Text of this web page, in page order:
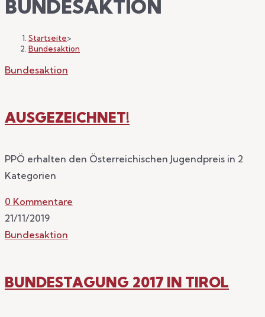
BUNDESAKTION
Startseite>
Bundesaktion
Bundesaktion
AUSGEZEICHNET!
PPÖ erhalten den Österreichischen Jugendpreis in 2
Kategorien
0 Kommentare
21/11/2019
Bundesaktion
BUNDESTAGUNG 2017 IN TIROL